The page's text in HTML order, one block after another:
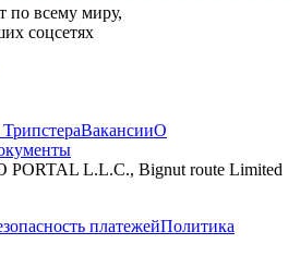
по всему миру,
соцсетях
ВакансииО
L.L.C., Bignut route Limited
платежейПолитика